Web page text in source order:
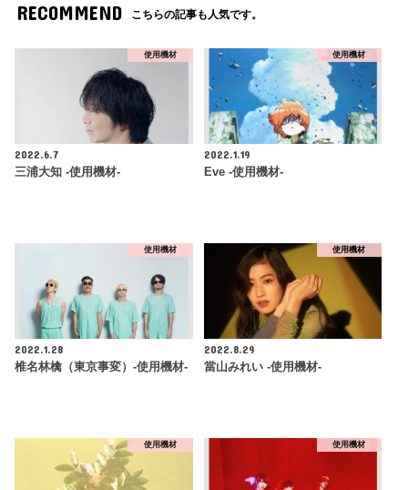
RECOMMEND こちらの記事も人気です。
使用機材
2022.6.7
三浦大知 -使用機材-
使用機材
2022.1.19
Eve -使用機材-
使用機材
2022.1.28
椎名林檎（東京事変）-使用機材-
使用機材
2022.8.29
當山みれい -使用機材-
使用機材 使用機材